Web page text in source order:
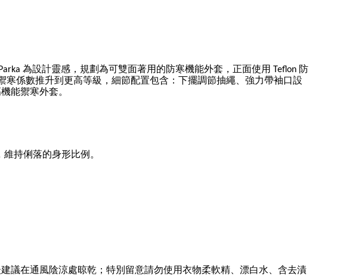
為設計靈感，規劃為可雙面著用的防寒機能外套，正面使用 Teflon 防
寒係數推升到更高等級，細節配置包含：下擺調節抽繩、強力帶袖口設
能禦寒外套。
持俐落的身形比例。
議在通風陰涼處晾乾；特別留意請勿使用衣物柔軟精、漂白水、含去漬